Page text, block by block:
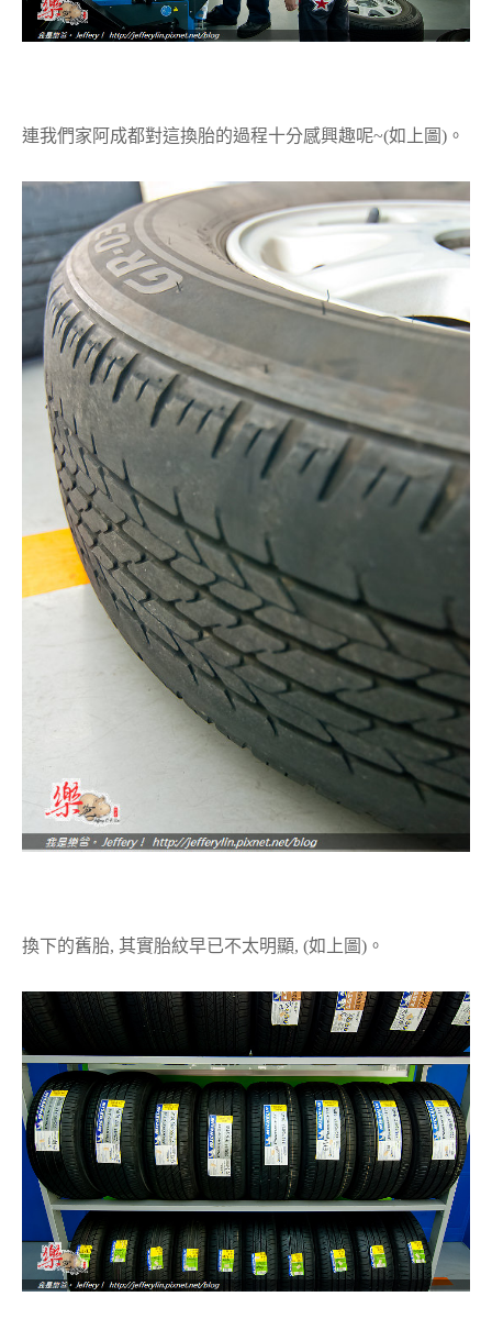
連我們家阿成都對這換胎的過程十分感興趣呢~(如上圖)。
換下的舊胎, 其實胎紋早已不太明顯, (如上圖)。